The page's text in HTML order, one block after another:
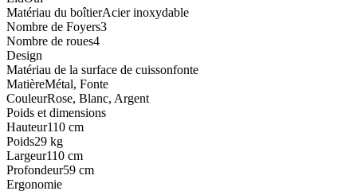
Matériau du boîtierAcier inoxydable
Nombre de Foyers3
Nombre de roues4
Design
Matériau de la surface de cuissonfonte
MatièreMétal, Fonte
CouleurRose, Blanc, Argent
Poids et dimensions
Hauteur110 cm
Poids29 kg
Largeur110 cm
Profondeur59 cm
Ergonomie